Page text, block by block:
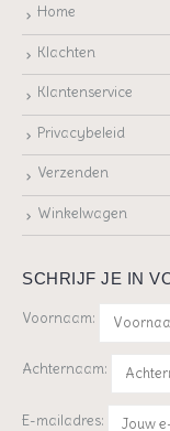
Home
Klachten
Klantenservice
Privacybeleid
Verzenden
Winkelwagen
SCHRIJF JE IN
Voornaam:
Achternaam:
E-mailadres: